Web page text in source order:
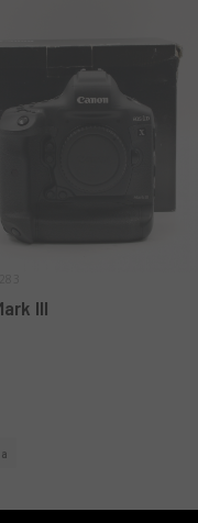
III